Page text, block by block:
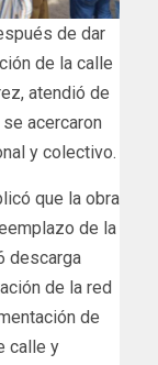
de dar
de la calle
atendió de
acercaron
y colectivo.
que la obra
de la
descarga
de la red
de
calle y